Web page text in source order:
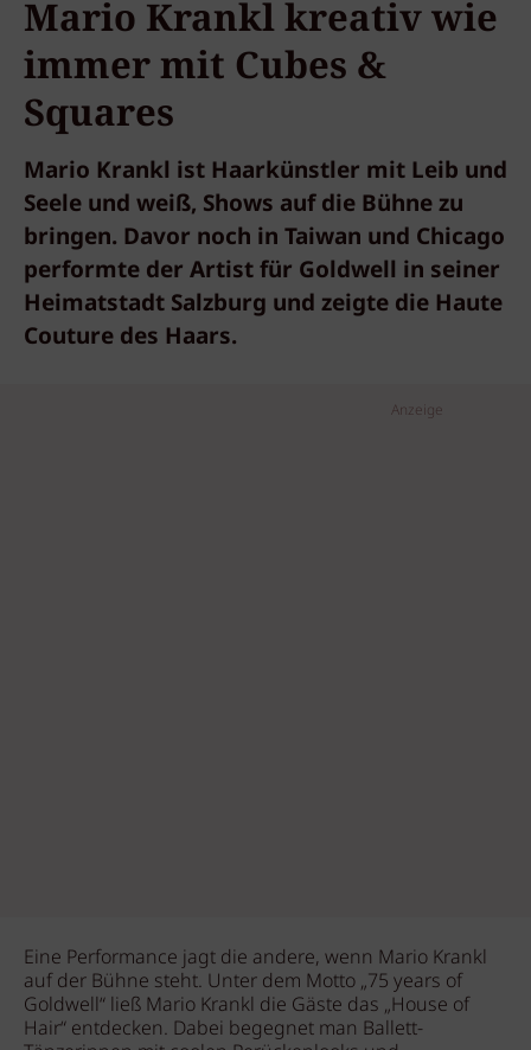
Mario Krankl kreativ wie
immer mit Cubes &
Squares
Mario Krankl ist Haarkünstler mit Leib und
Seele und weiß, Shows auf die Bühne zu
bringen. Davor noch in Taiwan und Chicago
performte der Artist für Goldwell in seiner
Heimatstadt Salzburg und zeigte die Haute
Couture des Haars.
Anzeige
Eine Performance jagt die andere, wenn Mario Krankl
auf der Bühne steht. Unter dem Motto „75 years of
Goldwell“ ließ Mario Krankl die Gäste das „House of
Hair“ entdecken. Dabei begegnet man Ballett-